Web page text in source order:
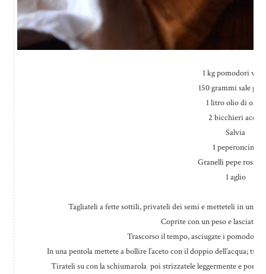
1 kg pomodori
150 grammi sale
1 litro olio di oliva
2 bicchieri aceto
Salvia
1 peperoncino
Granelli pepe rosso
1 aglio
Tagliateli a fette sottili, privateli dei semi e metteteli in uno
Coprite con un peso e lasciate
Trascorso il tempo, asciugate i pomodori
In una pentola mettete a bollire l’aceto con il doppio dell’acqua;
Tirateli su con la schiumarola poi strizzatele leggermente e